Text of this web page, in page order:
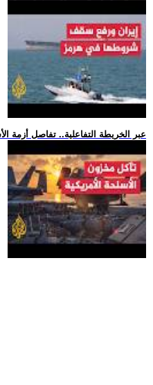
.. عبر الخريطة التفاعلية.. تفاصل أزمة